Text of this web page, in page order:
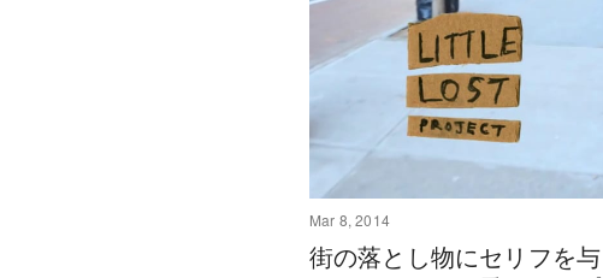
Mar 8, 2014
街の落とし物にセリフを与